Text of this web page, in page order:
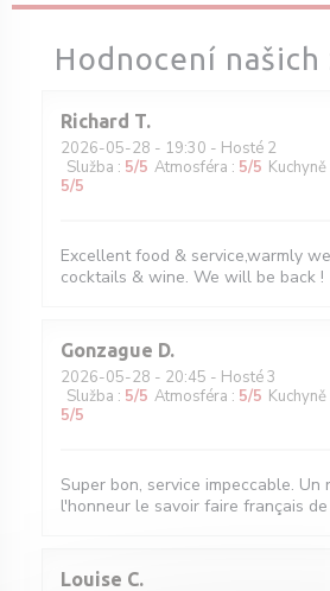
Hodnocení našich
Richard T
2026-05-28 - 19:30 - Hosté 2
Služba : 5/5 Atmosféra : 5/5 Kuchyně
5/5
Excellent food & service,warmly
cocktails & wine. We will be back !
Gonzague D
2026-05-28 - 20:45 - Hosté 3
Služba : 5/5 Atmosféra : 5/5 Kuchyně
5/5
Super bon, service impeccable. Un
l'honneur le savoir faire français
Louise C